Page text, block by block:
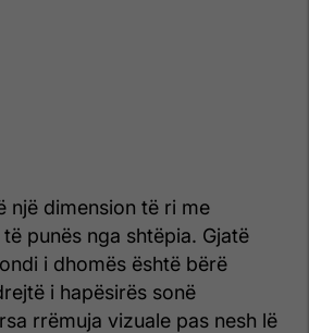
një dimension të ri me
punës nga shtëpia. Gjatë
i dhomës është bërë
i hapësirës sonë
rrëmuja vizuale pas nesh lë